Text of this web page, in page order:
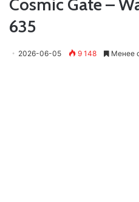
Cosmic Gate –
635
2026-06-05 9 148 Менее